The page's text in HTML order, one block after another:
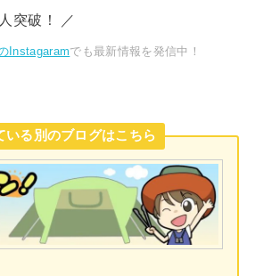
突破！ ／
Instagaramでも最新情報を発信中！
いる別のブログはこちら